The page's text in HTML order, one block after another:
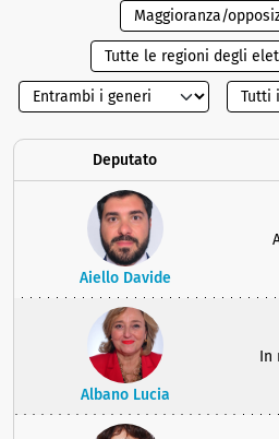
Deputato
Aiello Davide
Albano Lucia
In